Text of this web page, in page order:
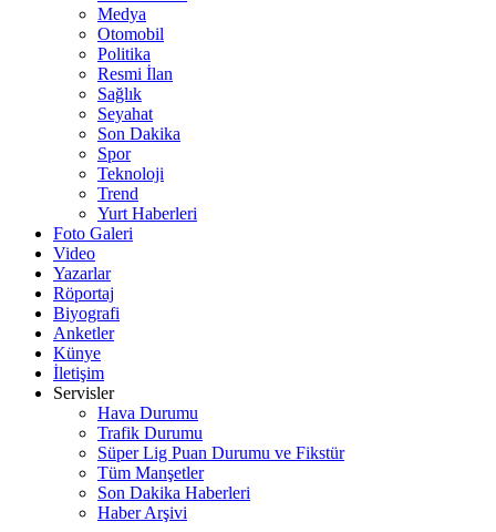
Medya
Otomobil
Politika
Resmi İlan
Sağlık
Seyahat
Son Dakika
Spor
Teknoloji
Trend
Yurt Haberleri
Foto Galeri
Video
Yazarlar
Röportaj
Biyografi
Anketler
Künye
İletişim
Servisler
Hava Durumu
Trafik Durumu
Süper Lig Puan Durumu ve Fikstür
Tüm Manşetler
Son Dakika Haberleri
Haber Arşivi